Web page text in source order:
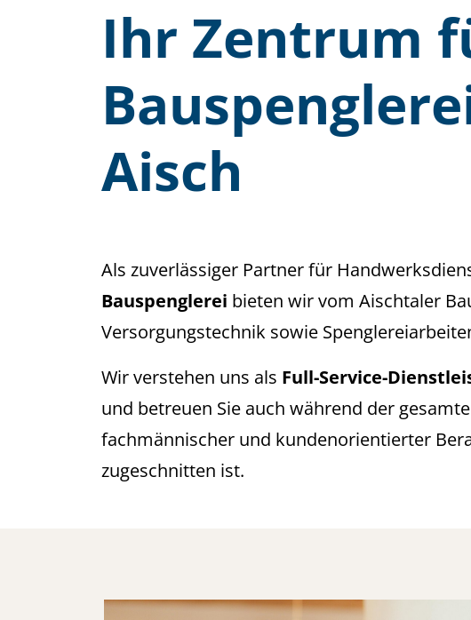
Ihr Zentrum
Aisch
Als zuverlässiger Partner für
Bauspenglerei bieten wir vom Aischtaler
Versorgungstechnik sowie
Wir verstehen uns als Full-Service-
und betreuen Sie auch während der
fachmännischer und kundenorientierter
zugeschnitten ist.